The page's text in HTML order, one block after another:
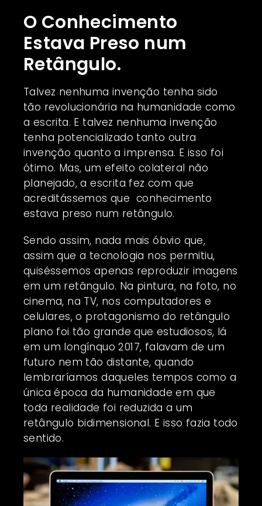
O Conhecimento
Estava Preso num
Retângulo.
Talvez nenhuma invenção tenha sido
tão revolucionária na humanidade como
a escrita. E talvez nenhuma invenção
tenha potencializado tanto outra
invenção quanto a imprensa. E isso foi
ótimo. Mas, um efeito colateral não
planejado, a escrita fez com que
acreditássemos que conhecimento
estava preso num retângulo.
Sendo assim, nada mais óbvio que,
assim que a tecnologia nos permitiu,
quiséssemos apenas reproduzir imagens
em um retângulo. Na pintura, na foto, no
cinema, na TV, nos computadores e
celulares, o protagonismo do retângulo
plano foi tão grande que estudiosos, lá
em um longínquo 2017, falavam de um
futuro nem tão distante, quando
lembraríamos daqueles tempos como a
única época da humanidade em que
toda realidade foi reduzida a um
retângulo bidimensional. E isso fazia todo
sentido.